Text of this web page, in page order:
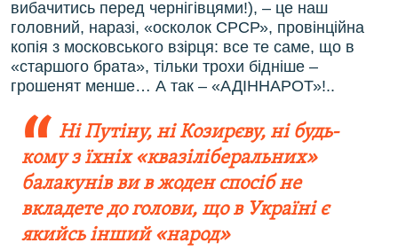
вибачитись перед чернігівцями!), – це наш
головний, наразі, «осколок СРСР», провінційна
копія з московського взірця: все те саме, що в
«старшого брата», тільки трохи бідніше –
грошенят менше… А так – «АДІННАРОТ»!..
Ні Путіну, ні Козирєву, ні будь-
кому з їхніх «квазіліберальних»
балакунів ви в жоден спосіб не
вкладете до голови, що в Україні є
якийсь інший «народ»